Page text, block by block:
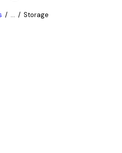
... Storage